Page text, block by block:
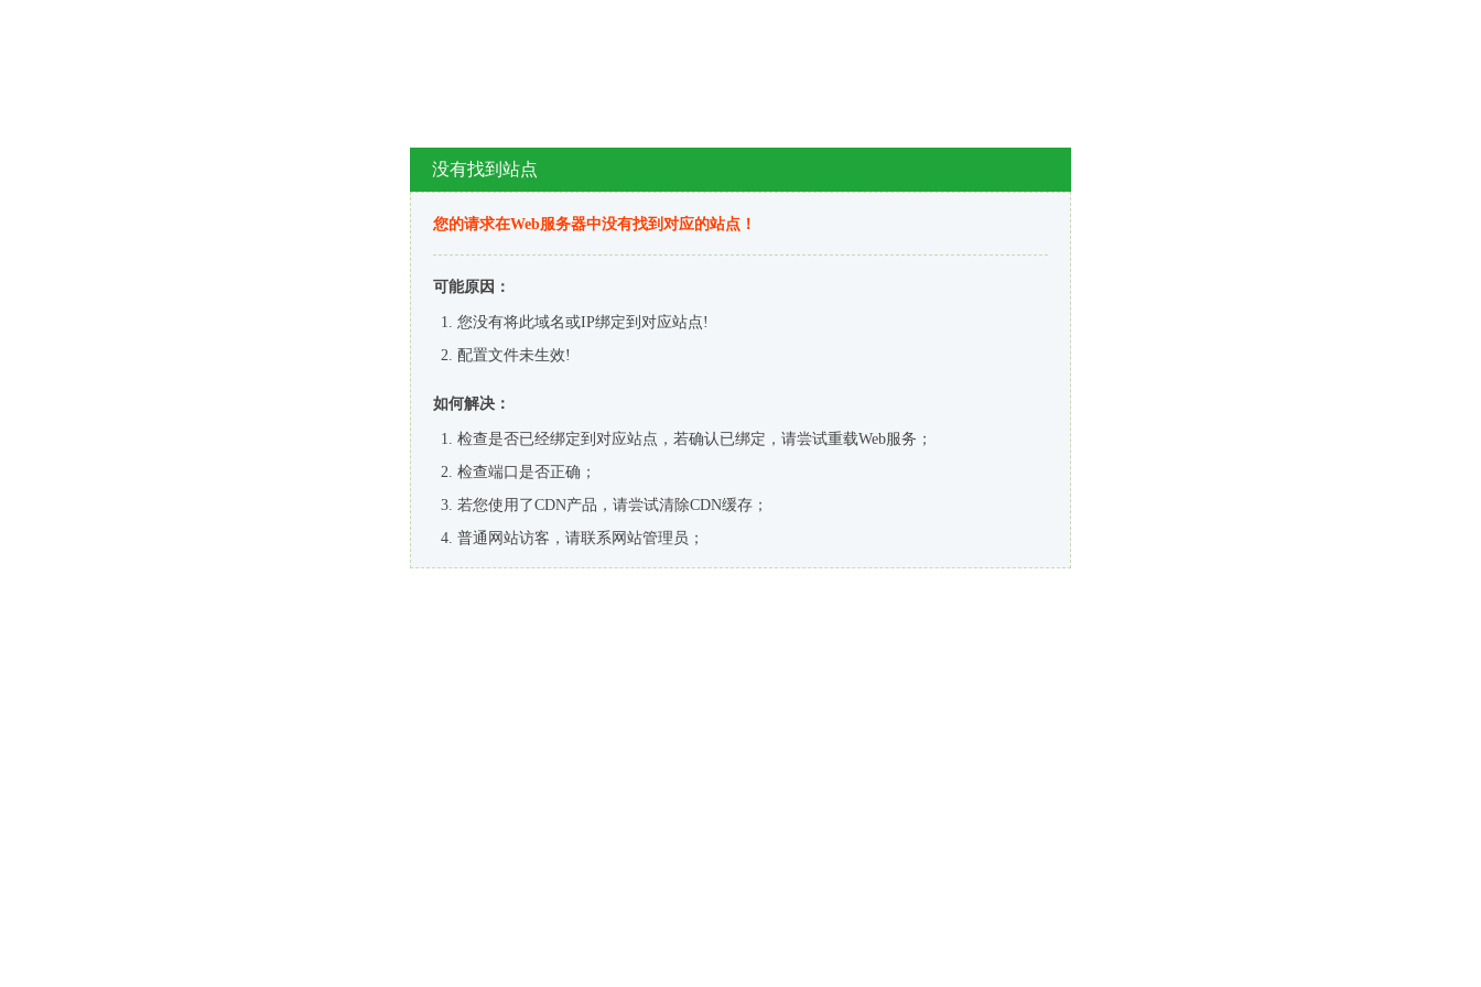
没有找到站点
您的请求在Web服务器中没有找到对应的站点！
可能原因：
您没有将此域名或IP绑定到对应站点!
配置文件未生效!
如何解决：
检查是否已经绑定到对应站点，若确认已绑定，请尝试重载Web服务；
检查端口是否正确；
若您使用了CDN产品，请尝试清除CDN缓存；
普通网站访客，请联系网站管理员；